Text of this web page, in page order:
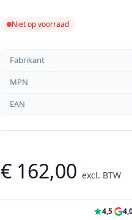
Niet op voorraad
Fabrikant
MPN
EAN
€ 162,00 excl. BTW
4,5·